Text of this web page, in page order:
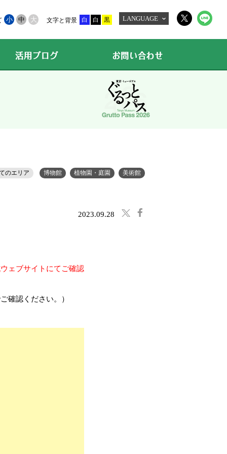
小 中 大 文字と背景 白 白 黒 LANGUAGE
活用ブログ お問い合わせ
のエリア 博物館 植物園・庭園 美術館
2023.09.28
ェブサイトにてご確認
確認ください。）